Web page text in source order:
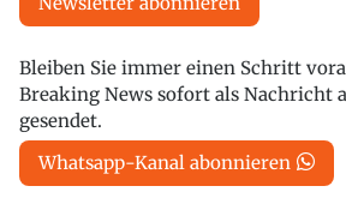
Bleiben Sie immer einen Schritt
Breaking News sofort als Nachricht
gesendet.
Whatsapp-Kanal abonnieren